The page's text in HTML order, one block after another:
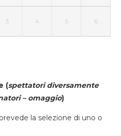
3 4 5 6
(spettatori diversamente
– omaggio)
la selezione di uno o